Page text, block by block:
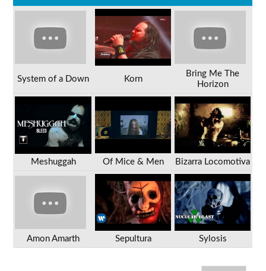
System of a Down Korn
Bring Me The
Horizon
Meshuggah Of Mice & Men Bizarra Locomotiva
Amon Amarth Sepultura Sylosis